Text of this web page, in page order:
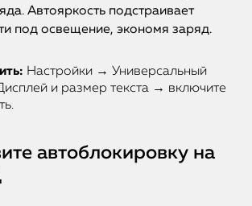
Автояркость подстраивает
под освещение, экономя заряд.
Настройки → Универсальный
и размер текста → включите
автоблокировку на